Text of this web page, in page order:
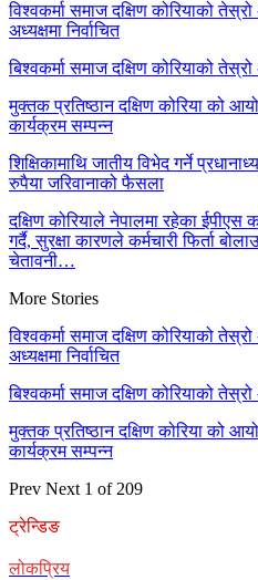
विश्वकर्मा समाज दक्षिण कोरियाको
अध्यक्षमा निर्वाचित
बिश्वकर्मा समाज दक्षिण कोरियाको
मुक्तक प्रतिष्ठान दक्षिण कोरिया को
कार्यक्रम सम्पन्न
शिक्षिकामाथि जातीय विभेद गर्ने
रुपैया जरिवानाको फैसला
दक्षिण कोरियाले नेपालमा रहेका ईपीएस
गर्दै, सुरक्षा कारणले कर्मचारी फिर्ता
चेतावनी…
More Stories
विश्वकर्मा समाज दक्षिण कोरियाको
अध्यक्षमा निर्वाचित
बिश्वकर्मा समाज दक्षिण कोरियाको
मुक्तक प्रतिष्ठान दक्षिण कोरिया को
कार्यक्रम सम्पन्न
Prev Next 1 of 209
ट्रेन्डिङ
लोकप्रिय